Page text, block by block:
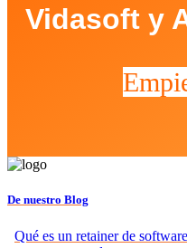
Vidasoft y
De nuestro Blog
Qué es un retainer de